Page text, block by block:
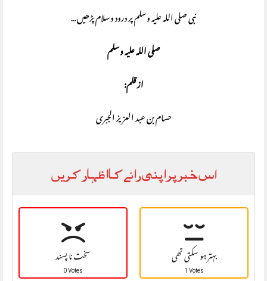
نبی صلی اللہ علیہ وسلم پر درود وسلام پڑھیں…
صلی اللہ علیہ وسلم
از قلم:
حسام بن عبد العزیز الجبری
اس خبر پر اپنی رائے کا اظہار کریں
سخت نا پسند
0 Votes بہتر ہو سکتی تھی
1 Votes